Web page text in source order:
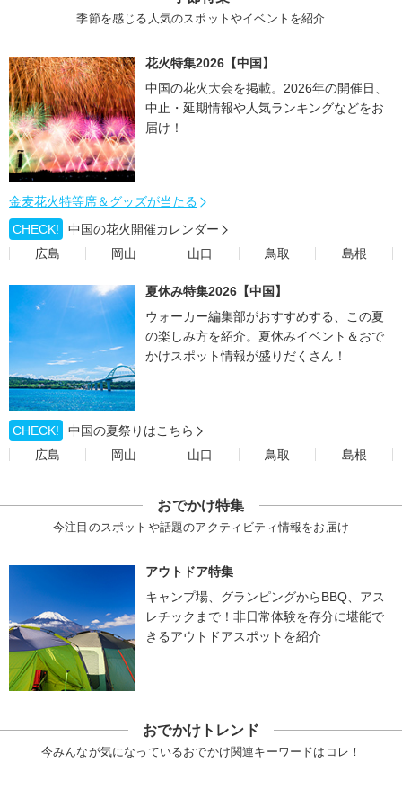
季節を感じる人気のスポットやイベントを紹介
花火特集2026【中国】
中国の花火大会を掲載。2026年の開催日、
中止・延期情報や人気ランキングなどをお
届け！
金麦花火特等席＆グッズが当たる
CHECK!
中国の花火開催カレンダー
広島
岡山 山口 鳥取 島根
夏休み特集2026【中国】
ウォーカー編集部がおすすめする、この夏
の楽しみ方を紹介。夏休みイベント＆おで
かけスポット情報が盛りだくさん！
CHECK!
中国の夏祭りはこちら
広島
岡山 山口 鳥取 島根
おでかけ特集
今注目のスポットや話題のアクティビティ情報をお届け
アウトドア特集
キャンプ場、グランピングからBBQ、アス
レチックまで！非日常体験を存分に堪能で
きるアウトドアスポットを紹介
おでかけトレンド
今みんなが気になっているおでかけ関連キーワードはコレ！